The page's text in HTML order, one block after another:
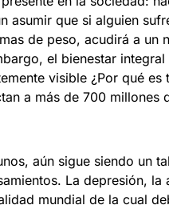
asumir que si alguien
de peso, acudirá a un
el bienestar
visible ¿Por qué
a más de 700 millones
aún sigue siendo un
La depresión,
mundial de la cual